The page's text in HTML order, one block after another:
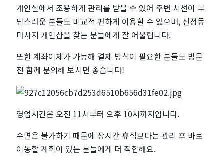
개인실에서 조용하게 관리를 받을 수 있어 주변 시선이 부
담스러운 분들도 비교적 편하게 이용할 수 있으며, 신정동
마사지 개인샵을 찾는 분들에게 잘 어울립니다.
또한 계좌이체가 가능해 결제 방식이 필요한 분들도 방문
전 함께 문의해 보시면 좋습니다!
영업시간은 오전 11시부터 오후 10시까지입니다.
수면은 불가하기 때문에 장시간 휴식보다는 관리 후 바로
이동할 계획이 있는 분들에게 더 적합해요.